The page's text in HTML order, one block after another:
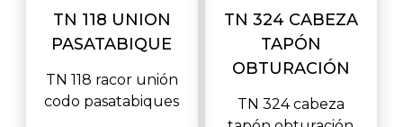
TN 118 UNION
PASATABIQUE
TN 118 racor unión
codo pasatabiques
TN 324 CABEZA
TAPÓN
OBTURACIÓN
TN 324 cabeza